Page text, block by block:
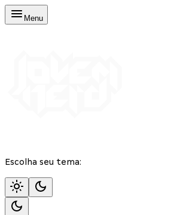
Menu
Escolha seu tema: